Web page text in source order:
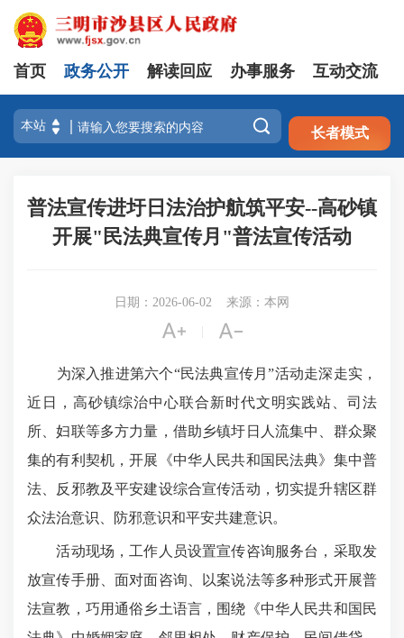
注册 登录
首页 政务公开 解读回应 办事服务 互动交流
 长者模式
普法宣传进圩日法治护航筑平安--高砂镇
开展"民法典宣传月"普法宣传活动
日期：2026-06-02 来源：本网
 
为深入推进第六个“民法典宣传月”活动走深走实，
近日， 高砂镇综治中心联合新时代文明实践站、司法
所、妇联等多方力量，借助乡镇圩日人流集中、群众聚
集的有利契机，开展《中华人民共和国民法典》集中普
法、反邪教及平安建设综合宣传活动，切实提升辖区群
众法治意识、防邪意识和平安共建意识。
活动现场，工作人员设置宣传咨询服务台，采取发
放宣传手册、面对面咨询、以案说法等多种形式开展普
法宣教，巧用通俗乡土语言，围绕《中华人民共和国民